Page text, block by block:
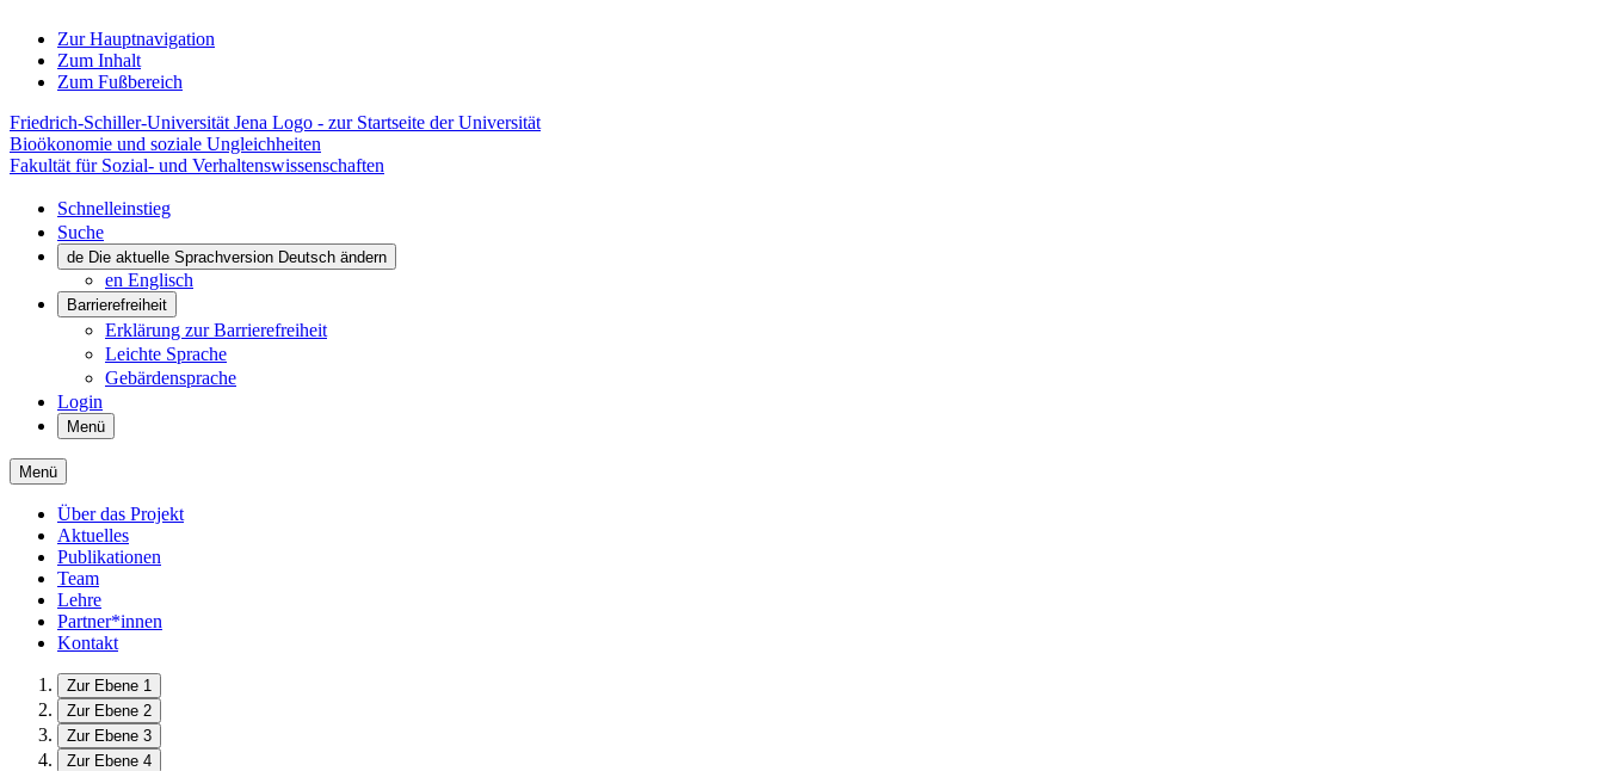
Zur Hauptnavigation
Zum Inhalt
Zum Fußbereich
Friedrich-Schiller-Universität Jena Logo - zur Startseite der Universität
Bioökonomie und soziale Ungleichheiten
Fakultät für Sozial- und Verhaltenswissenschaften
Schnelleinstieg
Suche
de Die aktuelle Sprachversion Deutsch ändern
en Englisch
Barrierefreiheit
Erklärung zur Barrierefreiheit
Leichte Sprache
Gebärdensprache
Login
Menü
Menü
Über das Projekt
Aktuelles
Publikationen
Team
Lehre
Partner*innen
Kontakt
Zur Ebene 1
Zur Ebene 2
Zur Ebene 3
Zur Ebene 4